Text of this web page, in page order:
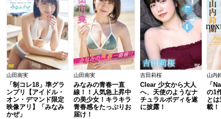
山田南実
「制コレ18」準グラ
ンプリ【アイドル・
オン・デマンド限定
映像アリ】「みなみ
かぜ」
山田南実
みなみの青春一直
線！！人気急上昇中
の美少女！キラキラ
青春感をたっぷりお
届け！
吉田莉桜
Clear 少女から大人
へ、天使のようなナ
チュラルボディを遂
に披露！
山内
「
の1
と
載！